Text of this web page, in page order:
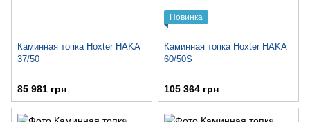
Каминная топка Hoxter HAKA
37/50
85 981 грн
Новинка
Каминная топка Hoxter HAKA
60/50S
105 364 грн